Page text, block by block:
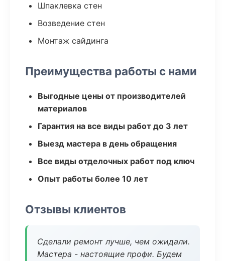
Шпаклевка стен
Возведение стен
Монтаж сайдинга
Преимущества работы с нами
Выгодные цены от производителей
материалов
Гарантия на все виды работ до 3 лет
Выезд мастера в день обращения
Все виды отделочных работ под ключ
Опыт работы более 10 лет
Отзывы клиентов
Сделали ремонт лучше, чем ожидали.
Мастера - настоящие профи. Будем